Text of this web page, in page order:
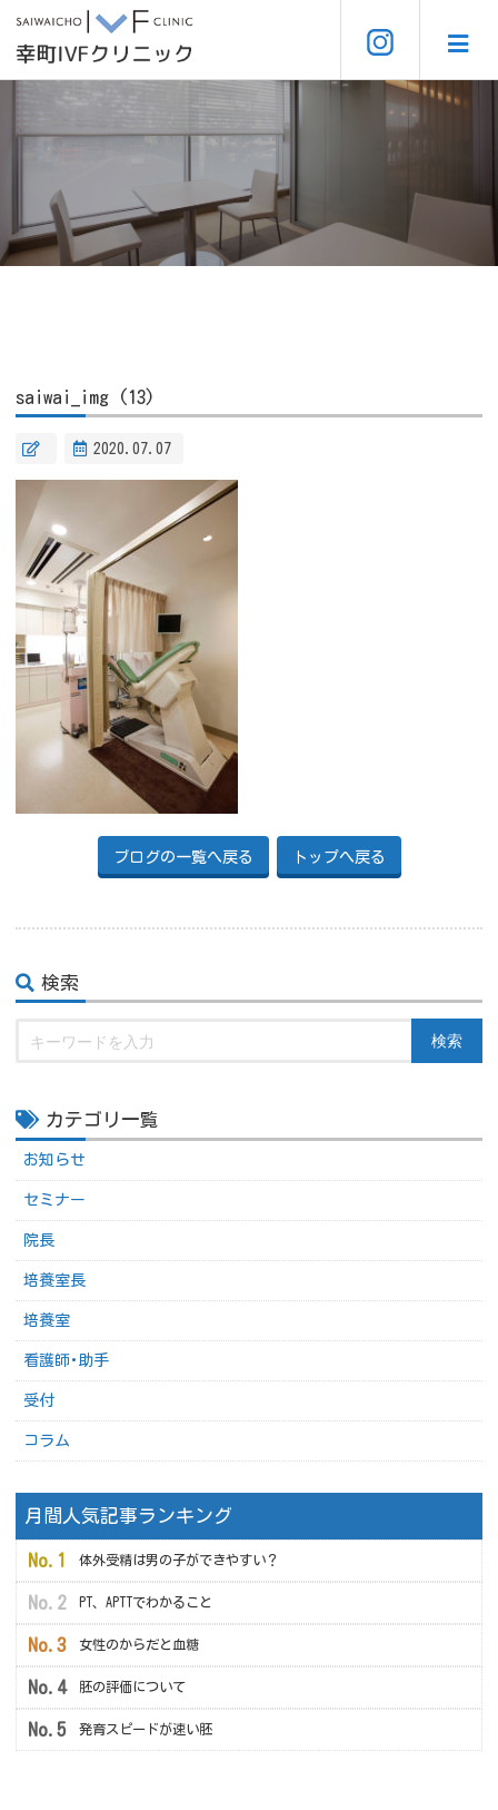
saiwai_img (13)
2020.07.07
ブログの一覧へ戻る トップへ戻る
検索
検索
カテゴリ一覧
お知らせ
セミナー
院長
培養室長
培養室
看護師･助手
受付
コラム
月間人気記事ランキング
体外受精は男の子ができやすい？
PT、APTTでわかること
女性のからだと血糖
胚の評価について
発育スピードが速い胚